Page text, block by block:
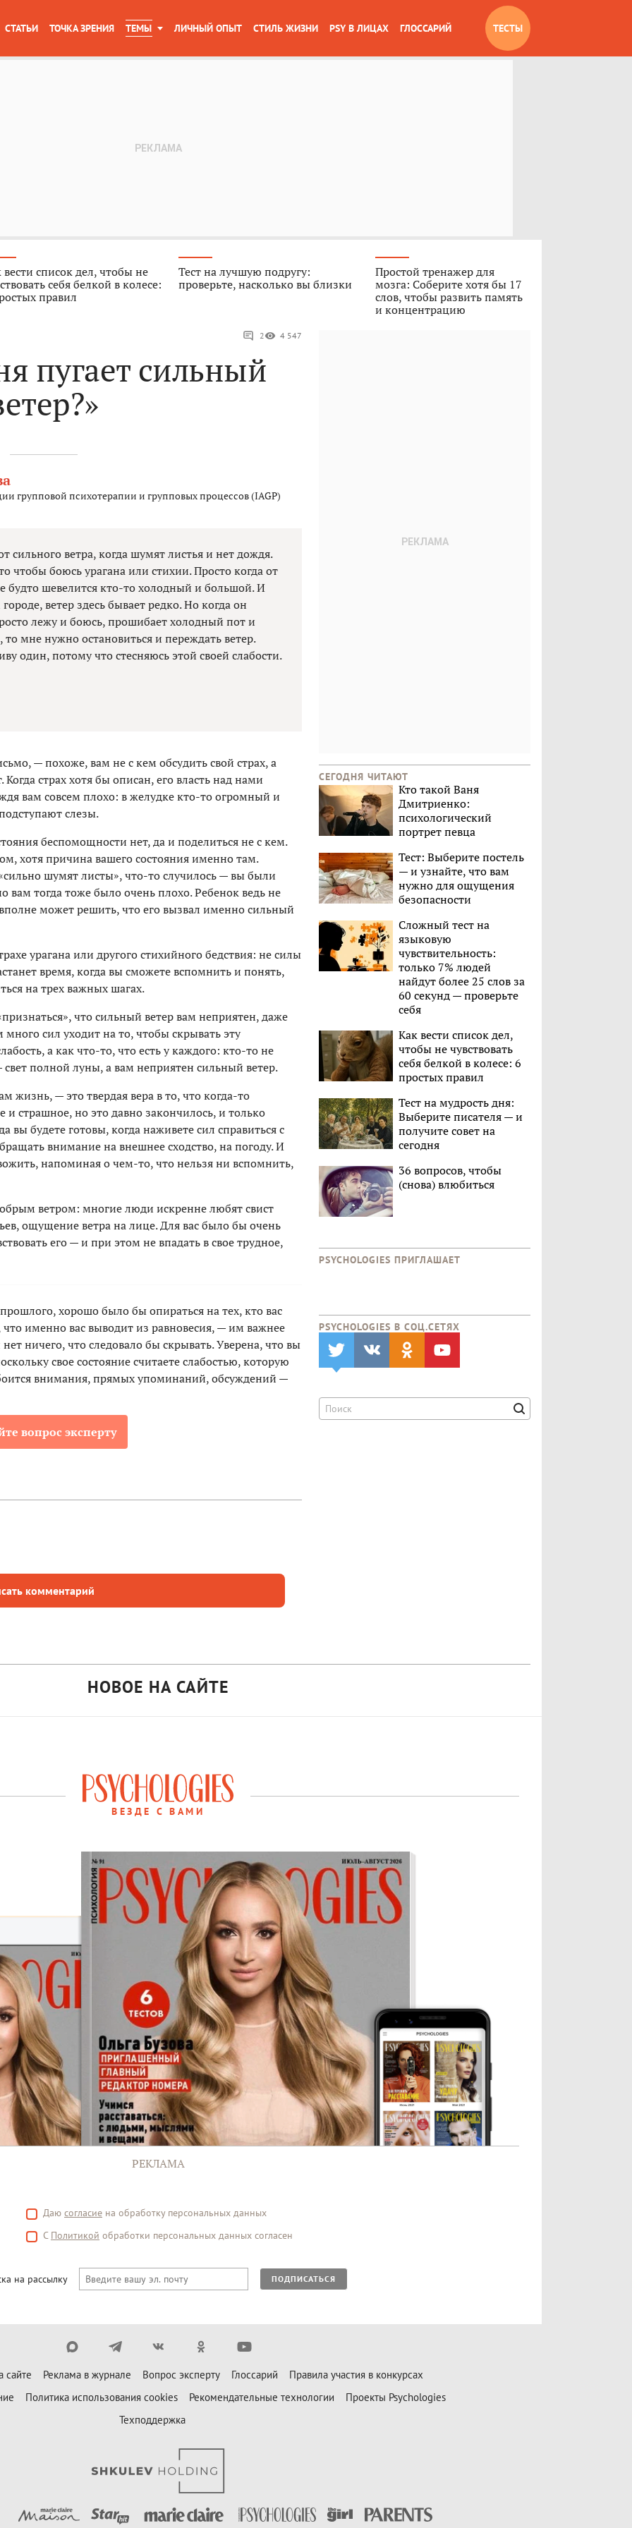
СТАТЬИ ТОЧКА ЗРЕНИЯ ТЕМЫ ЛИЧНЫЙ ОПЫТ СТИЛЬ ЖИЗНИ PSY В ЛИЦАХ ГЛОССАРИЙ ТЕСТЫ
вести список дел, чтобы не
себя белкой в колесе:
правил
Тест на лучшую подругу:
проверьте, насколько вы близки
Простой тренажер для
мозга: Соберите хотя бы 17
слов, чтобы развить память
и концентрацию
2 4 547
пугает сильный
групповой психотерапии и групповых процессов (IAGP)
сильного ветра, когда шумят листья и нет дождя.
чтобы боюсь урагана или стихии. Просто когда от
будто шевелится кто-то холодный и большой. И
ветер здесь бывает редко. Но когда он
лежу и боюсь, прошибает холодный пот и
мне нужно остановиться и переждать ветер.
один, потому что стесняюсь этой своей слабости.
— похоже, вам не с кем обсудить свой страх, а
страх хотя бы описан, его власть над нами
вам совсем плохо: в желудке кто-то огромный и
слезы.
беспомощности нет, да и поделиться не с кем.
хотя причина вашего состояния именно там.
шумят листы», что-то случилось — вы были
тогда тоже было очень плохо. Ребенок ведь не
может решить, что его вызвал именно сильный
урагана или другого стихийного бедствия: не силы
время, когда вы сможете вспомнить и понять,
на трех важных шагах.
что сильный ветер вам неприятен, даже
сил уходит на то, чтобы скрывать эту
а как что-то, что есть у каждого: кто-то не
полной луны, а вам неприятен сильный ветер.
жизнь, — это твердая вера в то, что когда-то
и страшное, но это давно закончилось, и только
вы будете готовы, когда наживете сил справиться с
внимание на внешнее сходство, на погоду. И
напоминая о чем-то, что нельзя ни вспомнить,
ветром: многие люди искренне любят свист
ощущение ветра на лице. Для вас было бы очень
его — и при этом не впадать в свое трудное,
хорошо было бы опираться на тех, кто вас
именно вас выводит из равновесия, — им важнее
ничего, что следовало бы скрывать. Уверена, что вы
свое состояние считаете слабостью, которую
внимания, прямых упоминаний, обсуждений —
вопрос эксперту
комментарий
СЕГОДНЯ ЧИТАЮТ
Кто такой Ваня
Дмитриенко:
психологический
портрет певца
Тест: Выберите постель
— и узнайте, что вам
нужно для ощущения
безопасности
Сложный тест на
языковую
чувствительность:
только 7% людей
найдут более 25 слов за
60 секунд — проверьте
себя
Как вести список дел,
чтобы не чувствовать
себя белкой в колесе: 6
простых правил
Тест на мудрость дня:
Выберите писателя — и
получите совет на
сегодня
36 вопросов, чтобы
(снова) влюбиться
PSYCHOLOGIES ПРИГЛАШАЕТ
PSYCHOLOGIES В CОЦ.СЕТЯХ
НОВОЕ НА САЙТЕ
ВЕЗДЕ С ВАМИ
РЕКЛАМА
Даю согласие на обработку персональных данных
С Политикой обработки персональных данных согласен
на рассылку ПОДПИСАТЬСЯ
сайте Реклама в журнале Вопрос эксперту Глоссарий
Правила участия в конкурсах
Политика использования cookies Рекомендательные технологии
Проекты Psychologies
Техподдержка